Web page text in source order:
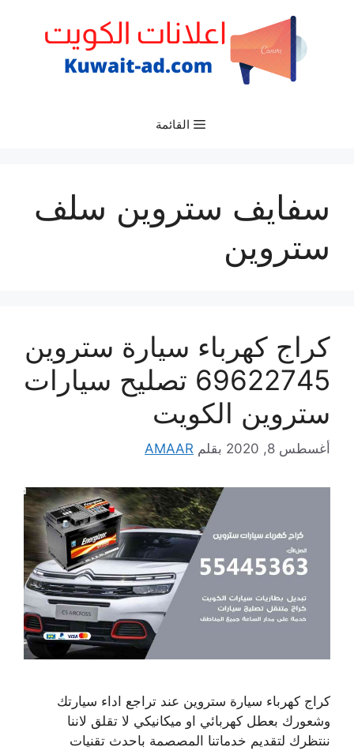
القائمة
سفايف ستروين سلف
ستروين
كراج كهرباء سيارة ستروين
69622745 تصليح سيارات
ستروين الكويت
أغسطس 8, 2020 بقلم AMAAR
كراج كهرباء سيارة ستروين عند تراجع اداء سيارتك
وشعورك بعطل كهربائي او ميكانيكي لا تقلق لاننا
ننتظرك لتقديم خدماتنا المصصمة باحدث تقنيات